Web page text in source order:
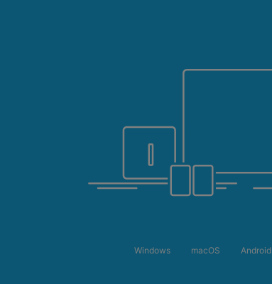
Windows macOS Android